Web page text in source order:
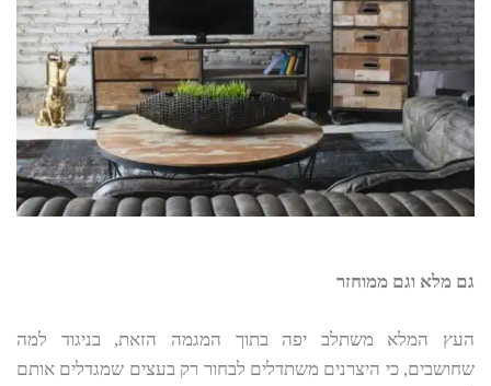
גם מלא וגם ממוחזר
העץ המלא משתלב יפה בתוך המגמה הזאת, בניגוד למה
שחושבים, כי היצרנים משתדלים לבחור רק בעצים שמגדלים אותם